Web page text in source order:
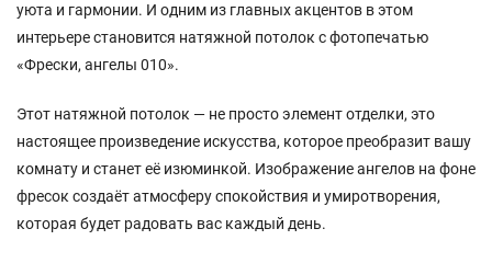
уюта и гармонии. И одним из главных акцентов в этом
интерьере становится натяжной потолок с фотопечатью
«Фрески, ангелы 010».
Этот натяжной потолок — не просто элемент отделки, это
настоящее произведение искусства, которое преобразит вашу
комнату и станет её изюминкой. Изображение ангелов на фоне
фресок создаёт атмосферу спокойствия и умиротворения,
которая будет радовать вас каждый день.